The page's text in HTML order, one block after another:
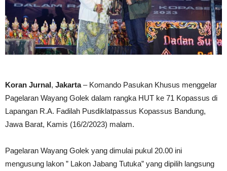
Koran Jurnal, Jakarta– Komando Pasukan Khusus menggelar
Pagelaran Wayang Golek dalam rangka HUT ke 71 Kopassus di
Lapangan R.A. Fadilah Pusdiklatpassus Kopassus Bandung,
Jawa Barat, Kamis (16/2/2023) malam.
Pagelaran Wayang Golek yang dimulai pukul 20.00 ini
mengusung lakon ” Lakon Jabang Tutuka” yang dipilih langsung